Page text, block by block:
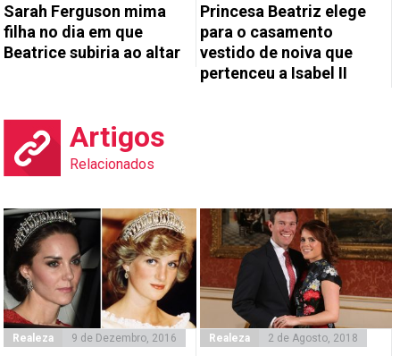
Sarah Ferguson mima
filha no dia em que
Beatrice subiria ao altar
Princesa Beatriz elege
para o casamento
vestido de noiva que
pertenceu a Isabel II
Artigos
Relacionados
Realeza 9 de Dezembro, 2016 Realeza 2 de Agosto, 2018